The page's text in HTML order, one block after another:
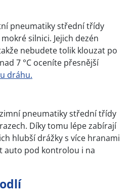
pneumatiky střední třídy
silnici. Jejich dezén
nebudete tolik klouzat po
7 °C oceníte přesnější
dráhu.
pneumatiky střední třídy
Díky tomu lépe zabírají
hlubší drážky s více hranami
auto pod kontrolou i na